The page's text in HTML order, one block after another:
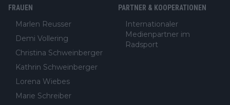
FRAUEN
Marlen Reusser
Demi Vollering
Christina Schweinberger
Kathrin Schweinberger
Lorena Wiebes
Marie Schreiber
PARTNER & KOOPERATIONEN
Internationaler
Medienpartner im
Radsport